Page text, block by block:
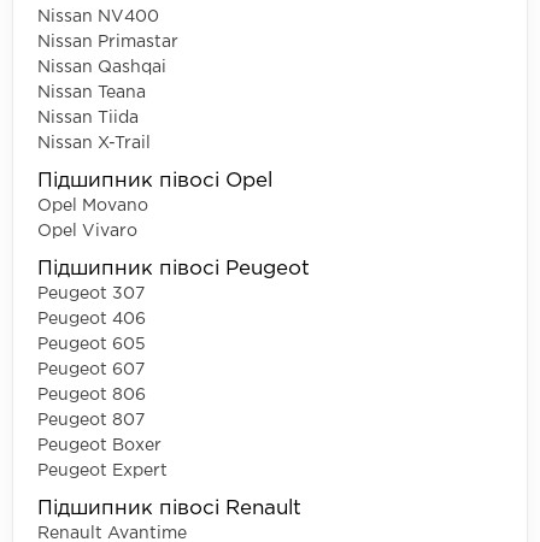
Nissan NV400
Nissan Primastar
Nissan Qashqai
Nissan Teana
Nissan Tiida
Nissan X-Trail
Підшипник півосі Opel
Opel Movano
Opel Vivaro
Підшипник півосі Peugeot
Peugeot 307
Peugeot 406
Peugeot 605
Peugeot 607
Peugeot 806
Peugeot 807
Peugeot Boxer
Peugeot Expert
Підшипник півосі Renault
Renault Avantime